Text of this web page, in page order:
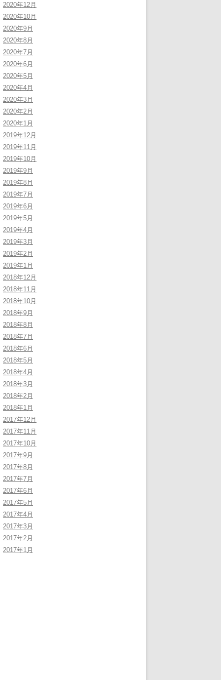
2020年12月
2020年10月
2020年9月
2020年8月
2020年7月
2020年6月
2020年5月
2020年4月
2020年3月
2020年2月
2020年1月
2019年12月
2019年11月
2019年10月
2019年9月
2019年8月
2019年7月
2019年6月
2019年5月
2019年4月
2019年3月
2019年2月
2019年1月
2018年12月
2018年11月
2018年10月
2018年9月
2018年8月
2018年7月
2018年6月
2018年5月
2018年4月
2018年3月
2018年2月
2018年1月
2017年12月
2017年11月
2017年10月
2017年9月
2017年8月
2017年7月
2017年6月
2017年5月
2017年4月
2017年3月
2017年2月
2017年1月